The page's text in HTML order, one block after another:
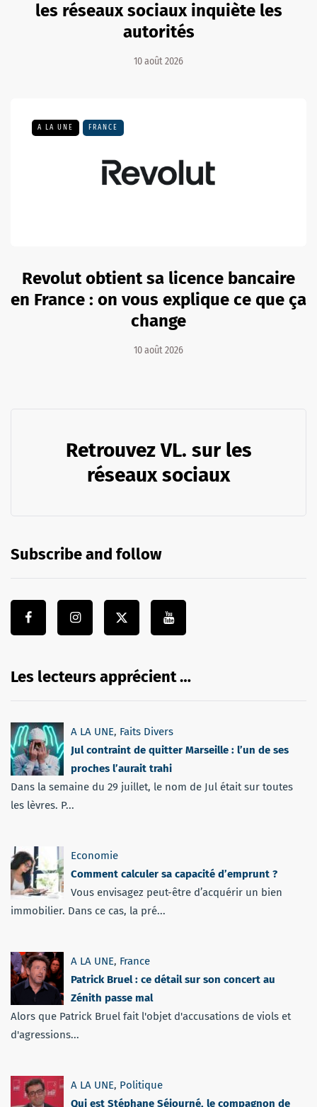
les réseaux sociaux inquiète les
autorités
10 août 2026
A LA UNE FRANCE
Revolut obtient sa licence bancaire
en France : on vous explique ce que ça
change
10 août 2026
Retrouvez VL. sur les
réseaux sociaux
Subscribe and follow
Les lecteurs apprécient …
A LA UNE, Faits Divers
Jul contraint de quitter Marseille : l’un de ses
proches l’aurait trahi
Dans la semaine du 29 juillet, le nom de Jul était sur toutes
les lèvres. P...
Economie
Comment calculer sa capacité d’emprunt ?
Vous envisagez peut-être d’acquérir un bien
immobilier. Dans ce cas, la pré...
A LA UNE, France
Patrick Bruel : ce détail sur son concert au
Zénith passe mal
Alors que Patrick Bruel fait l'objet d'accusations de viols et
d'agressions...
A LA UNE, Politique
Qui est Stéphane Séjourné, le compagnon de